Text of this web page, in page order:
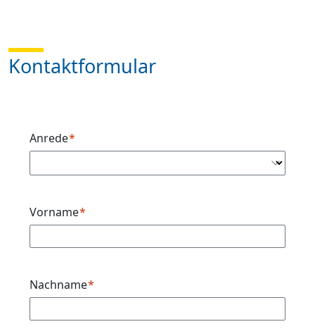
Kontaktformular
Anrede
Vorname
Nachname